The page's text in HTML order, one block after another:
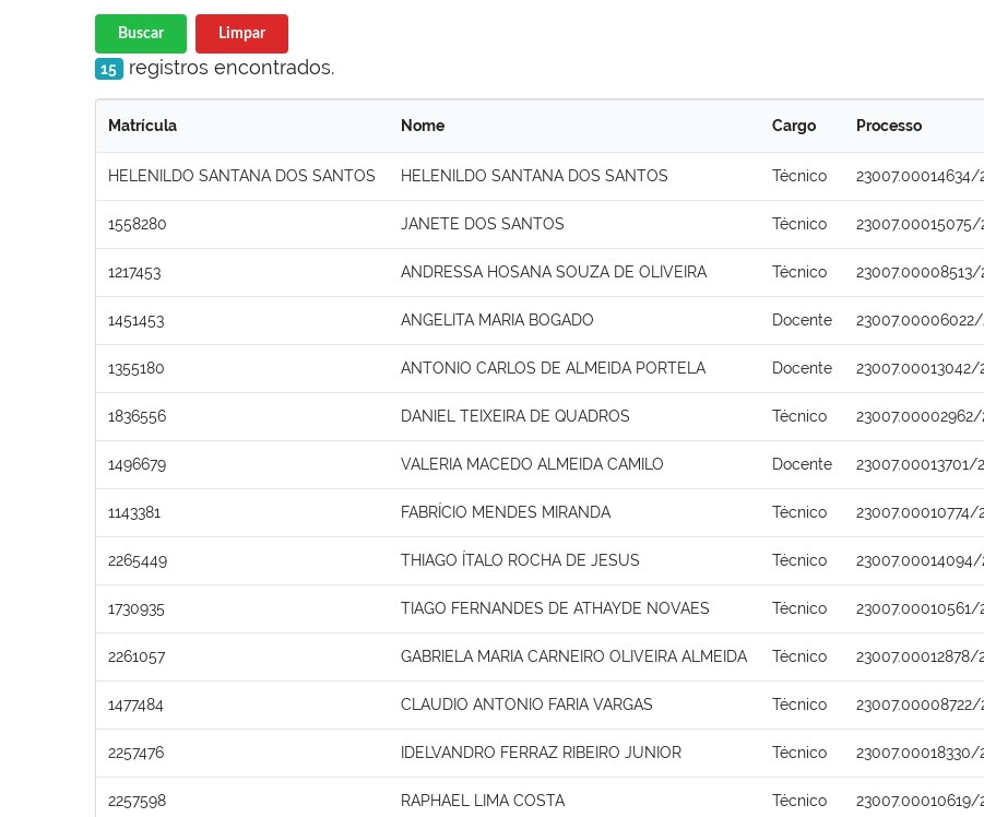
Buscar Limpar
15 registros encontrados.
Matrícula Nome Cargo Processo
HELENILDO SANTANA DOS SANTOS HELENILDO SANTANA DOS SANTOS Técnico 23007.00014634/
1558280 JANETE DOS SANTOS Técnico
1217453 ANDRESSA HOSANA SOUZA DE OLIVEIRA Técnico 23007.00008513/
1451453 ANGELITA MARIA BOGADO Docente 23007.00006022/
1355180 ANTONIO CARLOS DE ALMEIDA PORTELA Docente 23007.00013042/
1836556 DANIEL TEIXEIRA DE QUADROS Técnico
1496679 VALERIA MACEDO ALMEIDA CAMILO Docente 23007.00013701/
1143381 FABRÍCIO MENDES MIRANDA Técnico 23007.00010774/
2265449 THIAGO ÍTALO ROCHA DE JESUS Técnico
1730935 TIAGO FERNANDES DE ATHAYDE NOVAES Técnico 23007.00010561/
2261057 GABRIELA MARIA CARNEIRO OLIVEIRA ALMEIDA Técnico 23007.00012878/
1477484 CLAUDIO ANTONIO FARIA VARGAS Técnico 23007.00008722/
2257476 IDELVANDRO FERRAZ RIBEIRO JUNIOR Técnico 23007.00018330/
2257598 RAPHAEL LIMA COSTA Técnico 23007.00010619/